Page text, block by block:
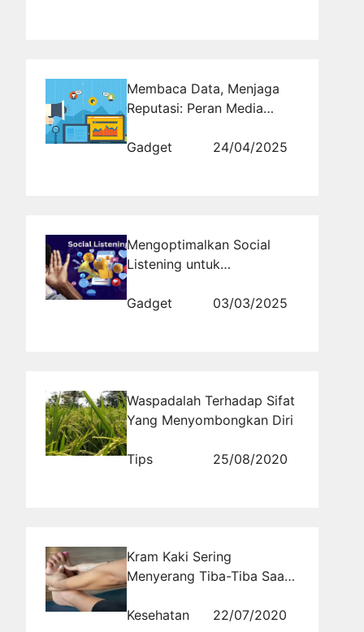
Membaca Data, Menjaga
Reputasi: Peran Media
Gadget
24/04/2025
Mengoptimalkan Social
Listening untuk
Tren Pasar
Gadget 03/03/2025
Waspadalah Terhadap Sifat
Yang Menyombongkan Diri
Tips 25/08/2020
Kram Kaki Sering
Menyerang Tiba-Tiba Saat
Kesehatan
22/07/2020